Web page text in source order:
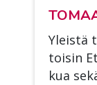
Yleis­tä
toi­sin
kua